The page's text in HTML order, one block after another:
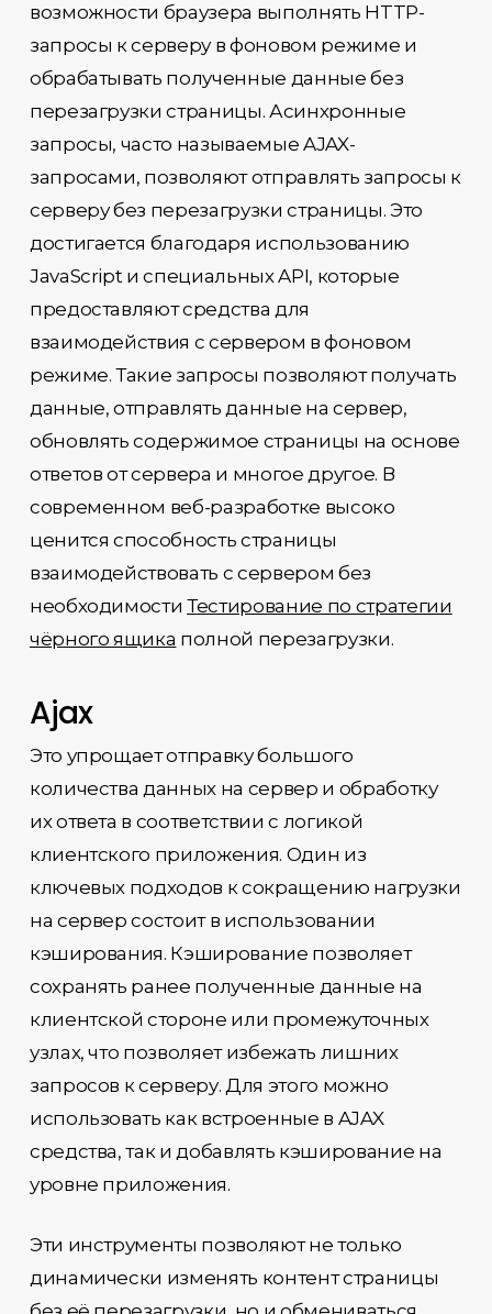
возможности браузера выполнять HTTP-
запросы к серверу в фоновом режиме и
обрабатывать полученные данные без
перезагрузки страницы. Асинхронные
запросы, часто называемые AJAX-
запросами, позволяют отправлять запросы к
серверу без перезагрузки страницы. Это
достигается благодаря использованию
JavaScript и специальных API, которые
предоставляют средства для
взаимодействия с сервером в фоновом
режиме. Такие запросы позволяют получать
данные, отправлять данные на сервер,
обновлять содержимое страницы на основе
ответов от сервера и многое другое. В
современном веб-разработке высоко
ценится способность страницы
взаимодействовать с сервером без
необходимостиТестирование по стратегии
чёрного ящика полной перезагрузки.
Ajax
Это упрощает отправку большого
количества данных на сервер и обработку
их ответа в соответствии с логикой
клиентского приложения. Один из
ключевых подходов к сокращению нагрузки
на сервер состоит в использовании
кэширования. Кэширование позволяет
сохранять ранее полученные данные на
клиентской стороне или промежуточных
узлах, что позволяет избежать лишних
запросов к серверу. Для этого можно
использовать как встроенные в AJAX
средства, так и добавлять кэширование на
уровне приложения.
Эти инструменты позволяют не только
динамически изменять контент страницы